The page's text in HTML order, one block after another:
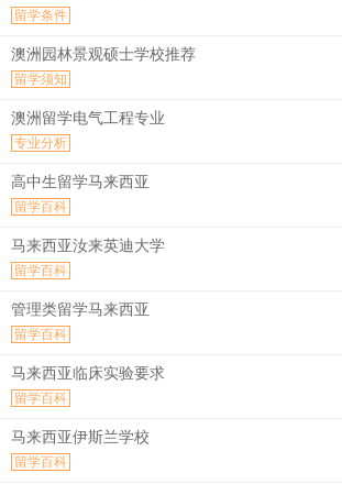
留学条件
澳洲园林景观硕士学校推荐
留学须知
澳洲留学电气工程专业
专业分析
高中生留学马来西亚
留学百科
马来西亚汝来英迪大学
留学百科
管理类留学马来西亚
留学百科
马来西亚临床实验要求
留学百科
马来西亚伊斯兰学校
留学百科